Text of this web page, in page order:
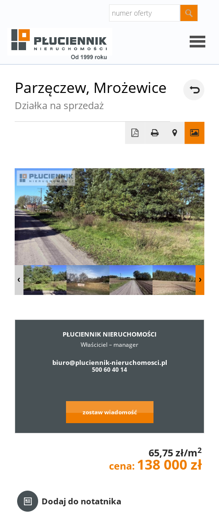
firmie
Oferty
Domy
Dzialki
Lokale
Parzęczew, Mrożewice
Działka na sprzedaż
PŁUCIENNIK NIERUCHOMOŚCI
Właściciel – manager
biuro@pluciennik-nieruchomosci.pl
500 60 40 14
zostaw wiadomość
65,75 zł/m2
cena: 138 000 zł
Dodaj do notatnika